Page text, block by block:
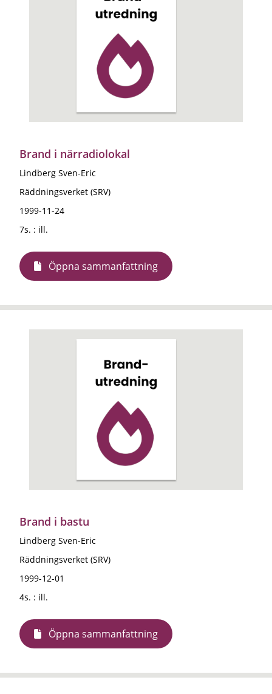
Brand i närradiolokal
Lindberg Sven-Eric
Räddningsverket (SRV)
1999-11-24
7s. : ill.
Öppna sammanfattning
Brand i bastu
Lindberg Sven-Eric
Räddningsverket (SRV)
1999-12-01
4s. : ill.
Öppna sammanfattning